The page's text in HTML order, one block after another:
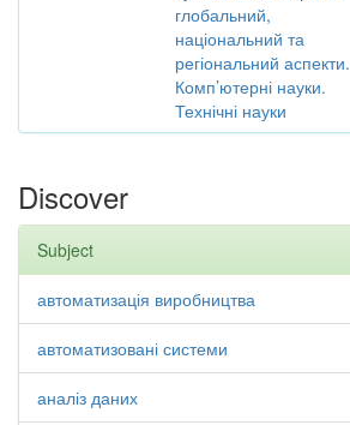
глобальний,
національний та
регіональний аспекти.
Комп’ютерні науки.
Технічні науки
Discover
Subject
автоматизація виробництва
автоматизовані системи
аналіз даних